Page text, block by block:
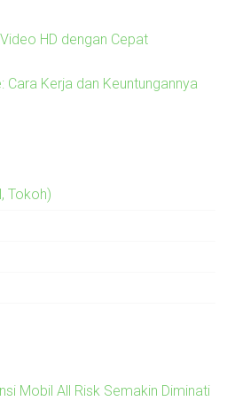
HD dengan Cepat
Kerja dan Keuntungannya
Tokoh)
Mobil All Risk Semakin Diminati